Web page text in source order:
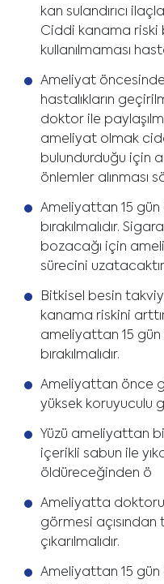
kan sulandırıcı
Ciddi kanama riski
kullanılmaması
Ameliyat
hastalıkların
doktor ile
ameliyat olmak
bulundurduğu için
önlemler alınması
Ameliyattan 15 gün
bırakılmalıdır.
bozacağı için
sürecini
Bitkisel besin
kanama riskini
ameliyattan 15 gün
bırakılmalıdır.
Ameliyattan önce
yüksek koruyuculu
Yüzü ameliyattan
içerikli sabun ile
öldüreceğinden ö
Ameliyatta
görmesi açısından
çıkarılmalıdır.
Ameliyattan 15